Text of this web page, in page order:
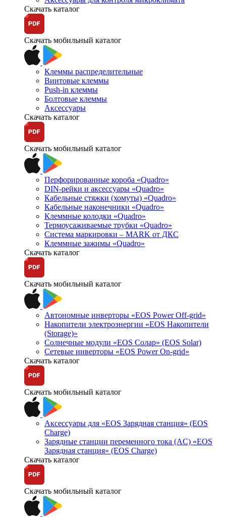
Скачать каталог
Скачать мобильный каталог
Клеммы распределительные
Винтовые клеммы
Push-in клеммы
Болтовые клеммы
Аксессуары
Скачать каталог
Скачать мобильный каталог
Перфорированные короба «Quadro»
DIN-рейки и аксессуары «Quadro»
Кабельные стяжки (хомуты) «Quadro»
Кабельные наконечники «Quadro»
Клеммные колодки «Quadro»
Термоусаживаемые трубки «Quadro»
Система маркировки – MARK от ДКС
Клеммные зажимы «Quadro»
Скачать каталог
Скачать мобильный каталог
Автономные инверторы «EOS Power Off-grid»
Накопители электроэнергии «EOS Накопители
(Storage)»
Солнечные модули «EOS Солар» (EOS Solar)
Сетевые инверторы «EOS Power On-grid»
Скачать каталог
Скачать мобильный каталог
Аксессуары для «EOS Зарядная станция» (EOS
Charge)
Зарядные станции переменного тока (AC) «EOS
Зарядная станция» (EOS Charge)
Скачать каталог
Скачать мобильный каталог